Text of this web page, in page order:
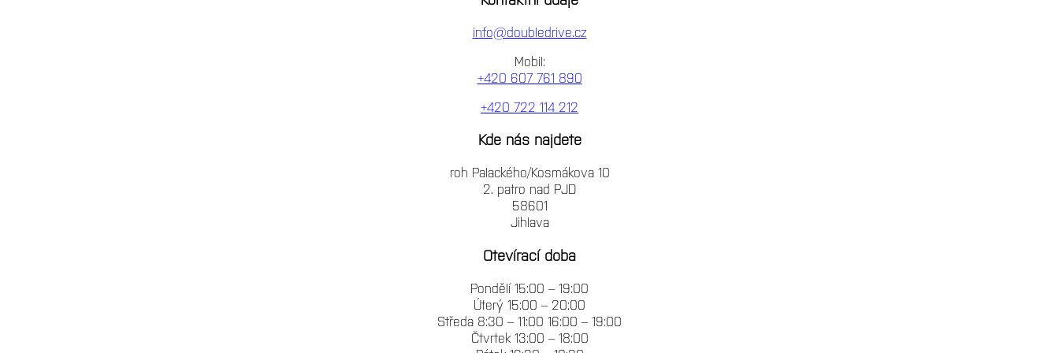
info@doubledrive.cz
Mobil:
+420 607 761 890
+420 722 114 212
Kde nás najdete
roh Palackého/Kosmákova 10
2. patro nad PJD
58601
Jihlava
Otevírací doba
Pondělí 15:00 – 19:00
Úterý 15:00 – 20:00
Středa 8:30 – 11:00 16:00 – 19:00
Čtvrtek 13:00 – 18:00